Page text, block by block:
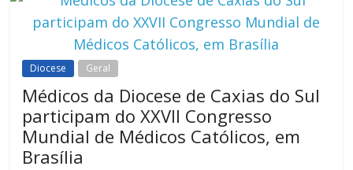
Diocese Geral
Médicos da Diocese de Caxias do Sul
participam do XXVII Congresso
Mundial de Médicos Católicos, em
Brasília